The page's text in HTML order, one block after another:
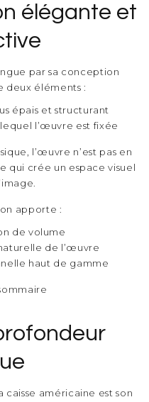
élégante et
par sa conception
deux éléments :
épais et structurant
l’œuvre est fixée
l’œuvre n’est pas en
qui crée un espace visuel
apporte :
de volume
de l’œuvre
haut de gamme
caisse américaine est son